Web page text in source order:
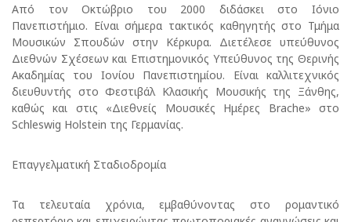
Από τον Οκτώβριο του 2000 διδάσκει στο Ιόνιο
Πανεπιστήμιο. Είναι σήμερα τακτικός καθηγητής στο Τμήμα
Μουσικών Σπουδών στην Κέρκυρα. Διετέλεσε υπεύθυνος
Διεθνών Σχέσεων και Επιστημονικός Υπεύθυνος της Θερινής
Ακαδημίας του Ιονίου Πανεπιστημίου. Είναι καλλιτεχνικός
διευθυντής στο Φεστιβάλ Κλασικής Μουσικής της Ξάνθης,
καθώς και στις «Διεθνείς Μουσικές Ημέρες Brache» στο
Schleswig Holstein της Γερμανίας.
Επαγγελματική Σταδιοδρομία
Τα τελευταία χρόνια, εμβαθύνοντας στο ρομαντικό